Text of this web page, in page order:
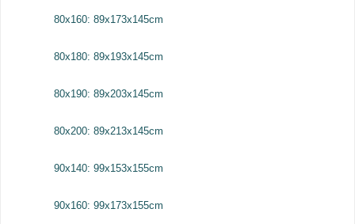
80x160: 89x173x145cm
80x180: 89x193x145cm
80x190: 89x203x145cm
80x200: 89x213x145cm
90x140: 99x153x155cm
90x160: 99x173x155cm